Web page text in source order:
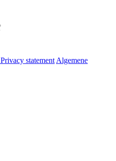
Privacy statement Algemene